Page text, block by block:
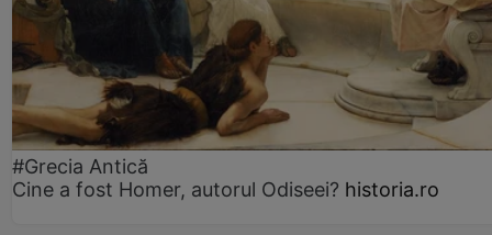
#Grecia Antică
Cine a fost Homer, autorul Odiseei? historia.ro